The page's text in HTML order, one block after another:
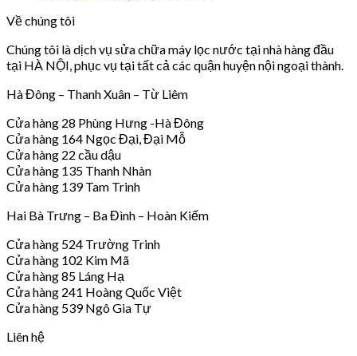
Về chúng tôi
Chúng tôi là dịch vụ sửa chữa máy lọc nước tại nhà hàng đầu
tại HÀ NỘI, phục vụ tại tất cả các quận huyện nội ngoại thành.
Hà Đông – Thanh Xuân – Từ Liêm
Cửa hàng 28 Phùng Hưng -Hà Đông
Cửa hàng 164 Ngọc Đại, Đại Mỗ
Cửa hàng 22 cầu dậu
Cửa hàng 135 Thanh Nhàn
Cửa hàng 139 Tam Trinh
Hai Bà Trưng – Ba Đình – Hoàn Kiếm
Cửa hàng 524 Trường Trinh
Cửa hàng 102 Kim Mã
Cửa hàng 85 Láng Hạ
Cửa hàng 241 Hoàng Quốc Việt
Cửa hàng 539 Ngô Gia Tự
Liên hệ